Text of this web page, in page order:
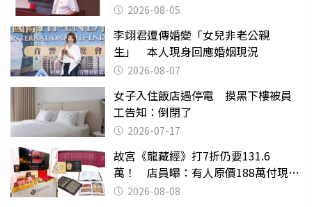
2026-08-05
李翊君遭傳婚變「女兒非老公親
生」 本人現身回應婚姻現況
2026-08-07
女子入住飯店遇停電 摸黑下樓被員
工告知：倒閉了
2026-07-17
故宮《龍藏經》打7折仍要131.6
萬！ 店員曝：有人原價188萬付現購
買 2026-08-08